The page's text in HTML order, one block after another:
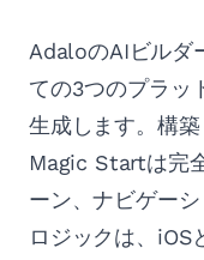
AdaloのAIビルダ
ての3つのプラッ
生成します。構築
Magic Startは完
ーン、ナビゲー
ロジックは、